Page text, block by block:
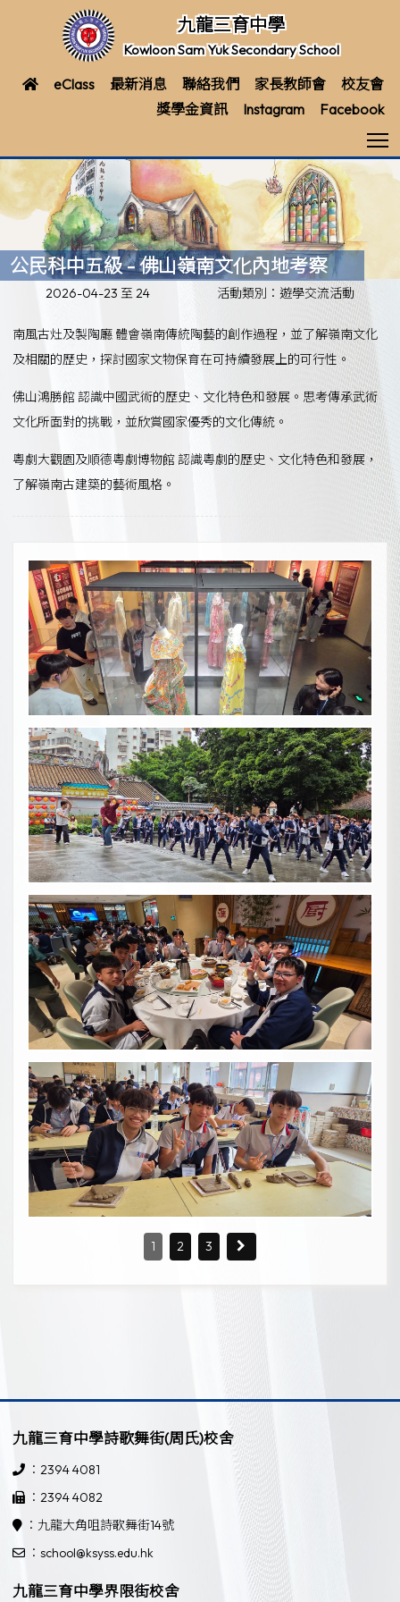
九龍三育中學
Kowloon Sam Yuk Secondary School
eClass 最新消息 聯絡我們 家長教師會
校友會
獎學金資訊
Instagram Facebook
公民科中五級 - 佛山嶺南文化內地考察
2026-04-23 至 24 活動類別：遊學交流活動
南風古灶及製陶廳 體會嶺南傳統陶藝的創作過程，並了解嶺南文化
及相關的歷史，探討國家文物保育在可持續發展上的可行性。
佛山鴻勝館 認識中國武術的歷史、文化特色和發展。思考傳承武術
文化所面對的挑戰，並欣賞國家優秀的文化傳統。
粵劇大觀園及順德粵劇博物館 認識粵劇的歷史、文化特色和發展，
了解嶺南古建築的藝術風格。
1 2 3
九龍三育中學詩歌舞街(周氏)校舍
：2394 4081
：2394 4082
：九龍大角咀詩歌舞街14號
：school@ksyss.edu.hk
九龍三育中學界限街校舍